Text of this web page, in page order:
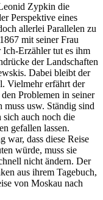
Zypkin die
Perspektive eines
allerlei Parallelen zu
mit seiner Frau
Erzähler tut es ihm
der Landschaften
Dabei bleibt der
Vielmehr erfährt der
Problemen in seiner
muss usw. Ständig sind
auch noch die
gefallen lassen.
dass diese Reise
würde, muss sie
nicht ändern. Der
aus ihrem Tagebuch,
von Moskau nach